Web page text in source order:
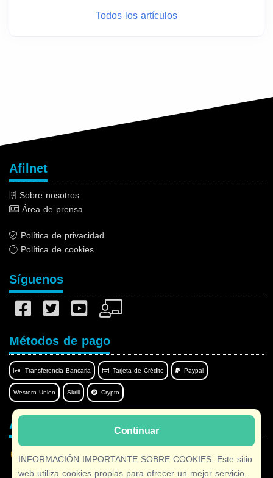
Todos los artículos
Continuar
INFORMACIÓN IMPORTANTE SOBRE COOKIES: Este sitio
web utiliza cookies propias para ofrecer un mejor servicio.
Afilnet
Sobre nosotros
Área de prensa
Política de privacidad
Política de cookies
Síguenos
Métodos de pago
Transferencia Bancaria Tarjeta de Crédito Paypal
Western Union Skrill Crypto
Afilnet en su idioma